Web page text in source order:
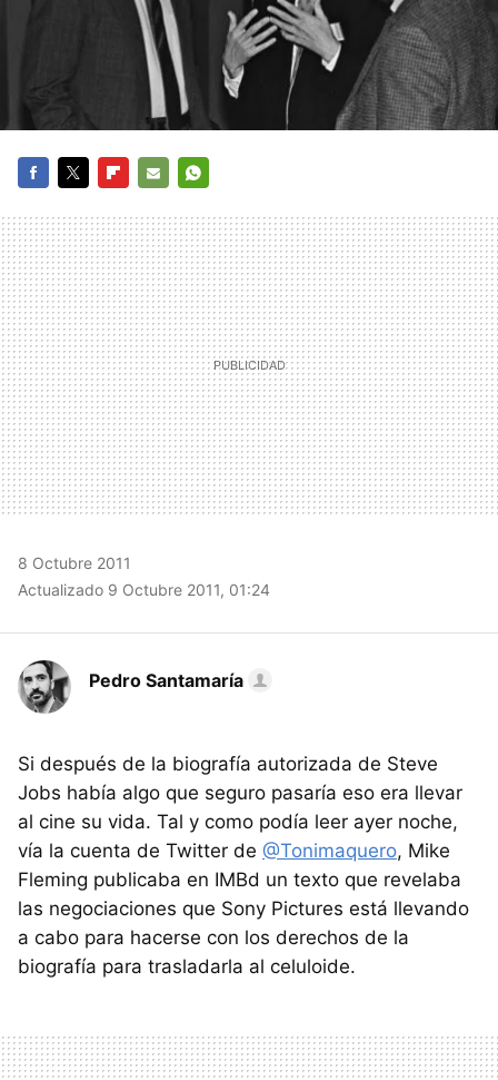
MAIL
8 Octubre 2011
Actualizado 9 Octubre 2011, 01:24
Pedro Santamaría
Si después de la biografía autorizada de Steve
Jobs había algo que seguro pasaría eso era llevar
al cine su vida. Tal y como podía leer ayer noche,
vía la cuenta de Twitter de @Tonimaquero, Mike
Fleming publicaba en IMBd un texto que revelaba
las negociaciones que Sony Pictures está llevando
a cabo para hacerse con los derechos de la
biografía para trasladarla al celuloide.